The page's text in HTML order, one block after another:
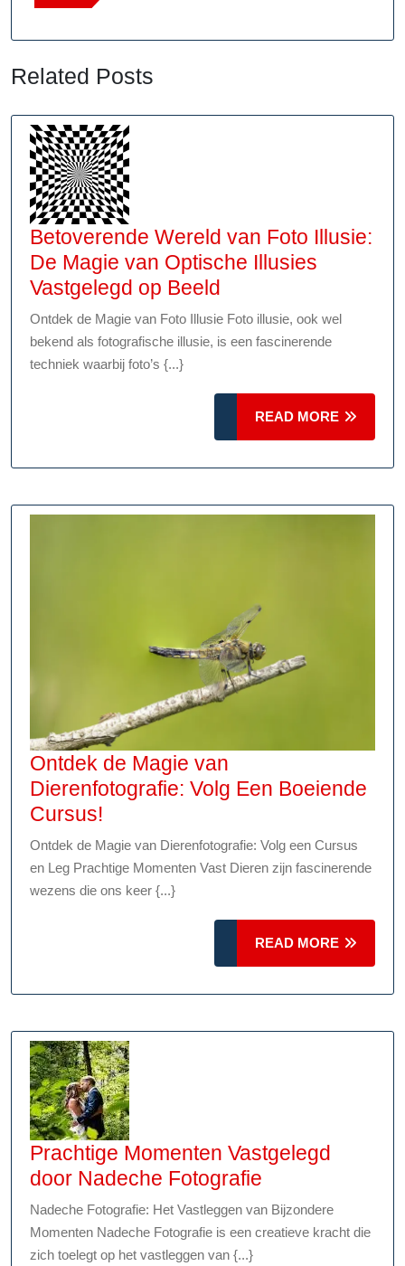
Related Posts
Betoverende Wereld van Foto Illusie:
De Magie van Optische Illusies
Vastgelegd op Beeld
Wereld
van
Illusie:
Magie
van
Illusies
Ontdek de Magie van Foto Illusie Foto illusie, ook wel
bekend als fotografische illusie, is een fascinerende
techniek waarbij foto’s {...}
READ MORE
MORE
Ontdek de Magie van
Dierenfotografie: Volg Een Boeiende
Cursus!
de
Magie
van
Dierenfotografie:
Boeiende
Ontdek de Magie van Dierenfotografie: Volg een Cursus
en Leg Prachtige Momenten Vast Dieren zijn fascinerende
wezens die ons keer {...}
READ MORE
MORE
Prachtige Momenten Vastgelegd
door Nadeche Fotografie
Momenten
Vastgelegd
Nadeche Fotografie: Het Vastleggen van Bijzondere
Momenten Nadeche Fotografie is een creatieve kracht die
zich toelegt op het vastleggen van {...}